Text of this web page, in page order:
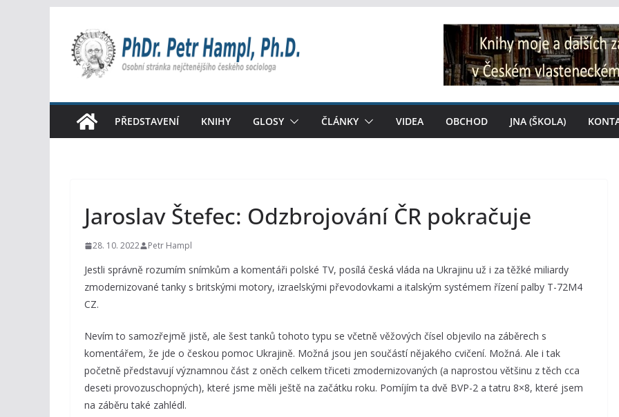
obsah
PŘEDSTAVENÍ KNIHY GLOSY ČLÁNKY VIDEA OBCHOD JNA (ŠKOLA)
Jaroslav Štefec: Odzbrojování ČR pokračuje
28. 10. 2022 Petr Hampl
Jestli správně rozumím snímkům a komentáři polské TV, posílá česká vláda na Ukrajinu už i za těžké miliardy
zmodernizované tanky s britskými motory, izraelskými převodovkami a italským systémem řízení palby T-72M4
CZ.
Nevím to samozřejmě jistě, ale šest tanků tohoto typu se včetně věžových čísel objevilo na záběrech s
komentářem, že jde o českou pomoc Ukrajině. Možná jsou jen součástí nějakého cvičení. Možná. Ale i tak
početně představují významnou část z oněch celkem třiceti zmodernizovaných (a naprostou většinu z těch cca
deseti provozuschopných), které jsme měli ještě na začátku roku. Pomíjím ta dvě BVP-2 a tatru 8×8, které jsem
na záběru také zahlédl.